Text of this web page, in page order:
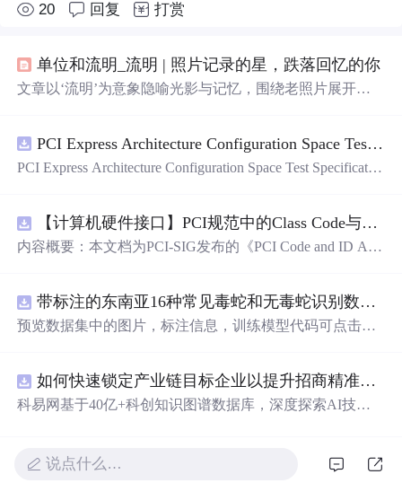
20 回复 打赏
单位和流明_流明 | 照片记录的星，跌落回忆的你
文章以‘流明’为意象隐喻光影与记忆，围绕老照片展开对
手段对保存家庭记忆（如全家福）的重要价值，并探讨时
间对容颜、关系与成长的塑造作用。信息技术层面聚焦图
PCI Express Architecture Configuration Space Test Specification Revision 5.0, Version 1.0 (CB).pdf
PCI Express Architecture Configuration Space Test Specificatio
【计算机硬件接口】PCI规范中的Class Code与Capability ID分配：设备功能分类及扩展能力标识系统设计
内容概要：本文档为PCI-SIG发布的《PCI Code and ID Assi
ity IDs）以
带标注的东南亚16种常见毒蛇和无毒蛇识别数据集， 识别率73.4%，7593张图，支持yolo
预览数据集中的图片，标注信息，训练模型代码可点击查
免费咨询，主页获取作者联系方式
如何快速锁定产业链目标企业以提升招商精准度？.docx
科易网基于40亿+科创知识图谱数据库，深度探索AI技术
新领域的AI+数智化解决方案，推动科技创新与产业创新
说点什么…